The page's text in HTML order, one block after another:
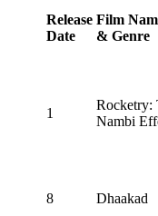
Release
Date
Film
& Genre
1
Rocketry:
Nambi
8 Dhaakad